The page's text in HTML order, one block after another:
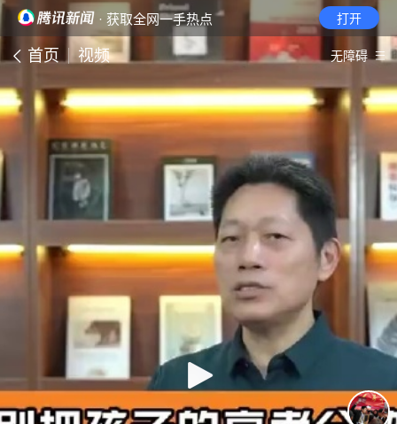
· 获取全网一手热点 打开
首页 视频 无障碍